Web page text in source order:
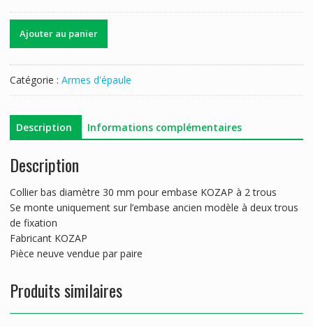
de
KOZAP/CZ
Ajouter au panier
Catégorie : Armes d'épaule
Description Informations complémentaires
Description
Collier bas diamètre 30 mm pour embase KOZAP à 2 trous
Se monte uniquement sur l’embase ancien modèle à deux trous
de fixation
Fabricant KOZAP
Pièce neuve vendue par paire
Produits similaires